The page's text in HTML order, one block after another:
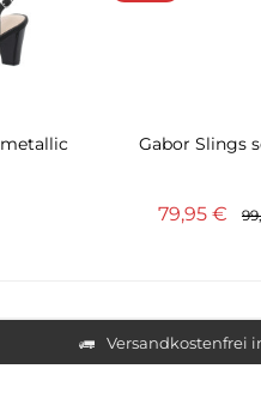
Gabor Slings
79,95 €
Versandkostenfrei